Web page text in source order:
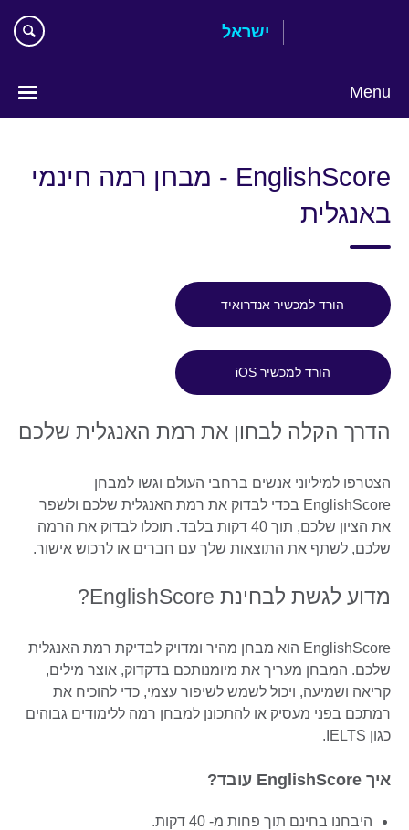
ישראל
Menu
language
EnglishScore - מבחן רמה חינמי
באנגלית
הורד למכשיר אנדרואיד
הורד למכשיר iOS
הדרך הקלה לבחון את רמת האנגלית שלכם
הצטרפו למיליוני אנשים ברחבי העולם וגשו למבחן
EnglishScore בכדי לבדוק את רמת האנגלית שלכם ולשפר
את הציון שלכם, תוך 40 דקות בלבד. תוכלו לבדוק את הרמה
שלכם, לשתף את התוצאות שלך עם חברים או לרכוש אישור.
מדוע לגשת לבחינת EnglishScore?
EnglishScore הוא מבחן מהיר ומדויק לבדיקת רמת האנגלית
שלכם. המבחן מעריך את מיומנותכם בדקדוק, אוצר מילים,
קריאה ושמיעה, ויכול לשמש לשיפור עצמי, כדי להוכיח את
רמתכם בפני מעסיק או להתכונן למבחן רמה ללימודים גבוהים
כגון IELTS.
איך EnglishScore עובד?
היבחנו בחינם תוך פחות מ- 40 דקות.